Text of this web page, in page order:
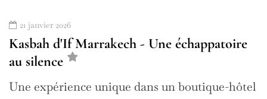
21 janvier 2026
Kasbah d'If Marrakech - Une échappatoire
au silence
Une expérience unique dans un boutique-hôtel